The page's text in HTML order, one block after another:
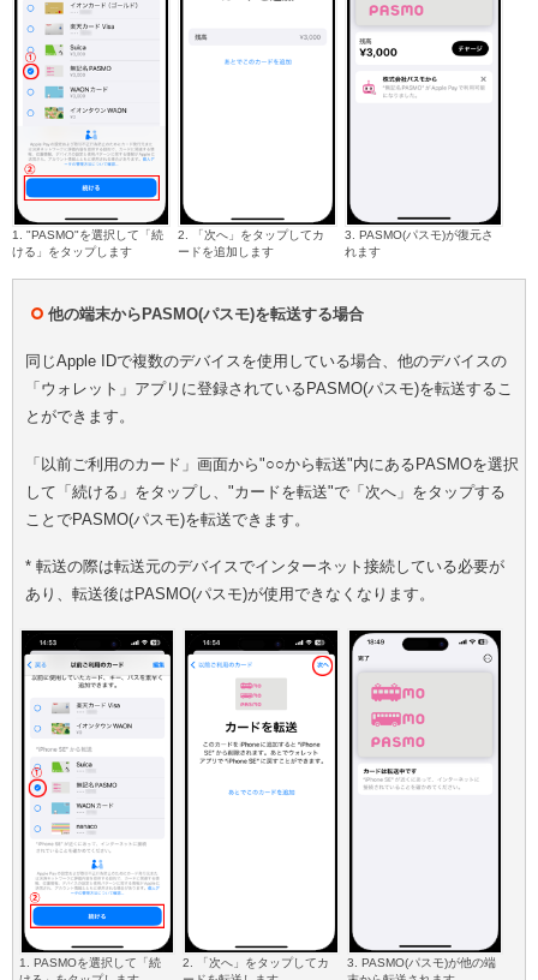
1. "PASMO"を選択して「続
ける」をタップします
2. 「次へ」をタップしてカ
ードを追加します
3. PASMO(パスモ)が復元さ
れます
他の端末からPASMO(パスモ)を転送する場合
同じApple IDで複数のデバイスを使用している場合、他のデバイスの
「ウォレット」アプリに登録されているPASMO(パスモ)を転送するこ
とができます。
「以前ご利用のカード」画面から"○○から転送"内にあるPASMOを選択
して「続ける」をタップし、"カードを転送"で「次へ」をタップする
ことでPASMO(パスモ)を転送できます。
* 転送の際は転送元のデバイスでインターネット接続している必要が
あり、転送後はPASMO(パスモ)が使用できなくなります。
1. PASMOを選択して「続
2. 「次へ」をタップしてカ
3. PASMO(パスモ)が他の端